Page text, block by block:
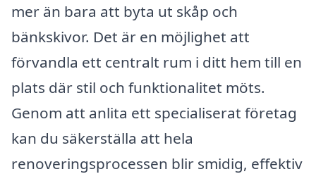
mer än bara att byta ut skåp och
bänkskivor. Det är en möjlighet att
förvandla ett centralt rum i ditt hem till en
plats där stil och funktionalitet möts.
Genom att anlita ett specialiserat företag
kan du säkerställa att hela
renoveringsprocessen blir smidig, effektiv